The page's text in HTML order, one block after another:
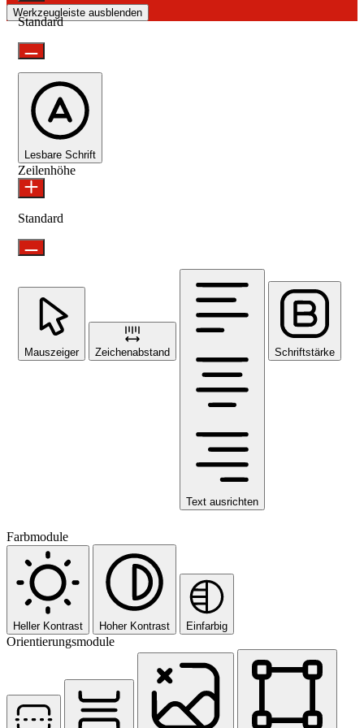
Werkzeugleiste ausblenden
Standard
Lesbare Schrift
Zeilenhöhe
Standard
Mauszeiger Zeichenabstand
Text ausrichten
Schriftstärke
Farbmodule
Heller Kontrast Hoher Kontrast Einfarbig
Orientierungsmodule